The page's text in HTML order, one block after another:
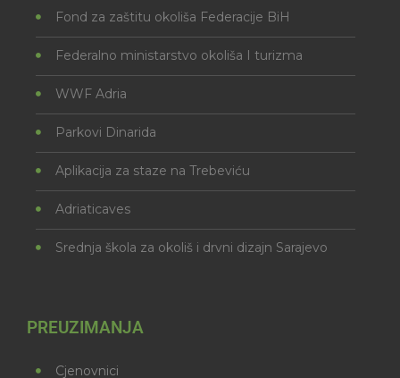
Fond za zaštitu okoliša Federacije BiH
Federalno ministarstvo okoliša I turizma
WWF Adria
Parkovi Dinarida
Aplikacija za staze na Trebeviću
Adriaticaves
Srednja škola za okoliš i drvni dizajn Sarajevo
PREUZIMANJA
Cjenovnici